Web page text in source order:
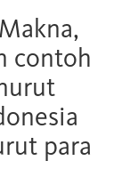
contoh
para